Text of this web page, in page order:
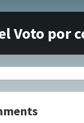
Voto por